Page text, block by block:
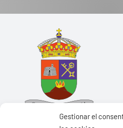
Gestionar el